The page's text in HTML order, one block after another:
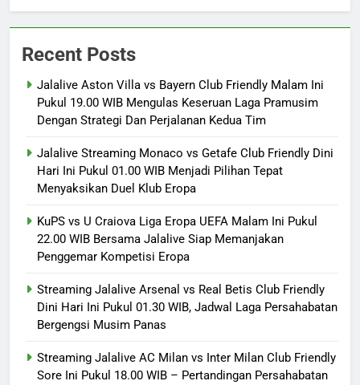
Recent Posts
Jalalive Aston Villa vs Bayern Club Friendly Malam Ini
Pukul 19.00 WIB Mengulas Keseruan Laga Pramusim
Dengan Strategi Dan Perjalanan Kedua Tim
Jalalive Streaming Monaco vs Getafe Club Friendly Dini
Hari Ini Pukul 01.00 WIB Menjadi Pilihan Tepat
Menyaksikan Duel Klub Eropa
KuPS vs U Craiova Liga Eropa UEFA Malam Ini Pukul
22.00 WIB Bersama Jalalive Siap Memanjakan
Penggemar Kompetisi Eropa
Streaming Jalalive Arsenal vs Real Betis Club Friendly
Dini Hari Ini Pukul 01.30 WIB, Jadwal Laga Persahabatan
Bergengsi Musim Panas
Streaming Jalalive AC Milan vs Inter Milan Club Friendly
Sore Ini Pukul 18.00 WIB – Pertandingan Persahabatan